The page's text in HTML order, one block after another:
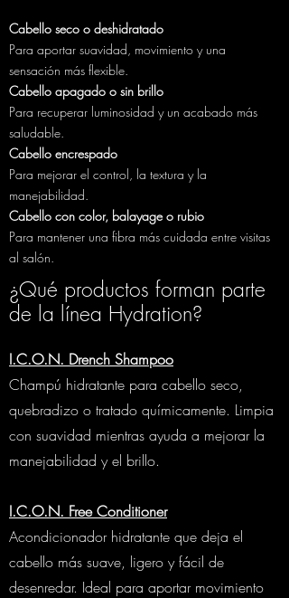
Cabello seco o deshidratado
Para aportar suavidad, movimiento y una
sensación más flexible.
​Cabello apagado o sin brillo
Para recuperar luminosidad y un acabado más
saludable.
Cabello encrespado
Para mejorar el control, la textura y la
manejabilidad.
Cabello con color, balayage o rubio
Para mantener una fibra más cuidada entre visitas
al salón.
¿Qué productos forman parte
de la línea Hydration?
I.C.O.N. Drench Shampoo
Champú hidratante para cabello seco,
quebradizo o tratado químicamente. Limpia
con suavidad mientras ayuda a mejorar la
manejabilidad y el brillo.
I.C.O.N. Free Conditioner
Acondicionador hidratante que deja el
cabello más suave, ligero y fácil de
desenredar. Ideal para aportar movimiento